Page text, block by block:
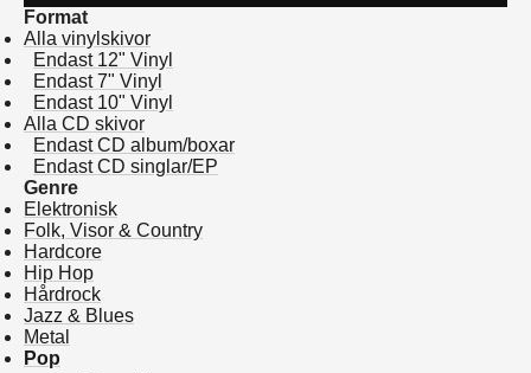
Format
Alla vinylskivor
Endast 12" Vinyl
Endast 7" Vinyl
Endast 10" Vinyl
Alla CD skivor
Endast CD album/boxar
Endast CD singlar/EP
Genre
Elektronisk
Folk, Visor & Country
Hardcore
Hip Hop
Hårdrock
Jazz & Blues
Metal
Pop